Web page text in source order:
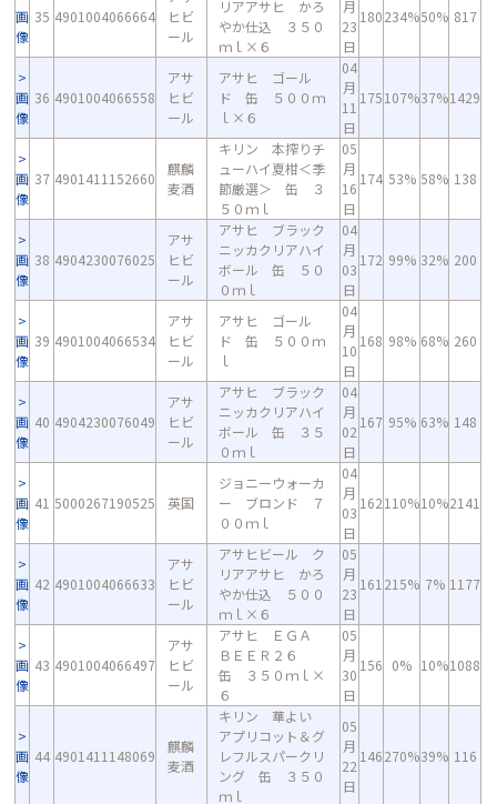
画
像
35 4901004066664
ヒビ
ール
リアアサヒ かろ
やか仕込 ３５０
ｍｌ×６
月
23
日
180234%50% 817
画
像
36 4901004066558
アサ
ヒビ
ール
アサヒ ゴール
ド 缶 ５００ｍ
ｌ×６
04
月
11
日
175107%37%1429
画
像
37 4901411152660
麒麟
麦酒
キリン 本搾りチ
ューハイ夏柑＜季
節厳選＞ 缶 ３
５０ｍｌ
05
月
16
日
174 53% 58% 138
画
像
38 4904230076025
アサ
ヒビ
ール
アサヒ ブラック
ニッカクリアハイ
ボール 缶 ５０
０ｍｌ
04
月
03
日
172 99% 32% 200
画
像
39 4901004066534
アサ
ヒビ
ール
アサヒ ゴール
ド 缶 ５００ｍ
ｌ
04
月
10
日
168 98% 68% 260
画
像
40 4904230076049
アサ
ヒビ
ール
アサヒ ブラック
ニッカクリアハイ
ボール 缶 ３５
０ｍｌ
04
月
02
日
167 95% 63% 148
画
像
41 5000267190525 英国
ジョニーウォーカ
ー ブロンド ７
００ｍｌ
04
月
03
日
162110%10%2141
画
像
42 4901004066633
アサ
ヒビ
ール
アサヒビール ク
リアアサヒ かろ
やか仕込 ５００
ｍｌ×６
05
月
23
日
161 215% 7% 1177
画
像
43 4901004066497
アサ
ヒビ
ール
アサヒ ＥＧＡ
ＢＥＥＲ２６
缶 ３５０ｍｌ×
６
05
月
30
日
156 0% 10%1088
画
像
44 4901411148069
麒麟
麦酒
キリン 華よい
アプリコット＆グ
レフルスパークリ
ング 缶 ３５０
ｍｌ
05
月
22
日
146270%39% 116